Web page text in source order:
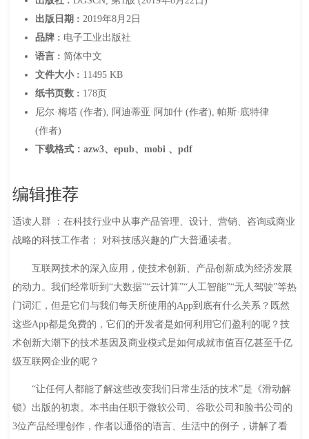
出版日期 : 2019年8月2日
品牌 : 电子工业出版社
语言 : 简体中文
文件大小 : 11495 KB
纸书页数 : 178页
尼尔·梅塔 (作者), 阿迪蒂亚·阿加什 (作者), 帕斯·底特律
(作者)
下载格式：azw3、epub、mobi 、pdf
编辑推荐
适读人群 ：在科技行业中从事产品管理、设计、营销、咨询或商业
战略的科技工作者； 对科技感兴趣的广大普通读者。
互联网技术的深入应用，使技术创新、产品创新成为经济发展
的动力。我们经常听到“大数据”“云计算”“人工智能”“无人驾驶”等热
门词汇，但是它们与我们每天所使用的App到底有什么关系？既然
这些App都是免费的，它们的开发者是如何利用它们盈利的呢？技
术创新大潮下的技术基因及商业模式是如何成就市值百亿甚至千亿
级互联网企业的呢？
“让任何人都能了解这些改变我们日常生活的技术”是《滑动解
锁》出版的初衷。本书由任职于微软公司、谷歌公司和脸书公司的
3位产品经理创作，作者以通俗的语言、生活中的例子，讲解了看